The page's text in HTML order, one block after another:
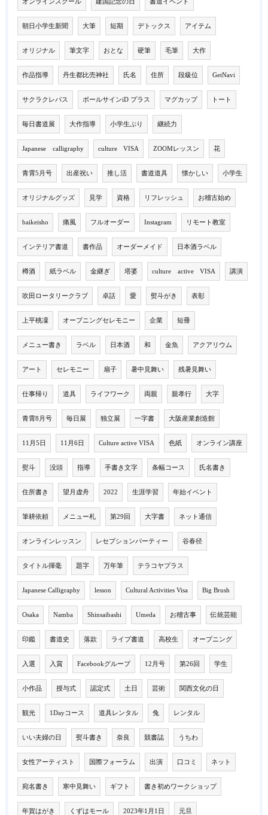
オンラインスクール 建国記念の日 書道イベント
朝日小学生新聞 大筆 短期 デトックス アイテム
オリジナル 筆文字 おとな 硬筆 毛筆 大作
作品指導 丹生都比売神社 氏名 住所 段級位 GetNavi
サクラクレパス ボールサインiD プラス マグカップ トート
毎日書道展 大作指導 小学生ぶり 継続力
Japanese calligraphy culture VISA ZOOMレッスン 花
青霄5月号 出産祝い 推し活 書道道具 懐かしい 小学生
オリジナルグッズ 見学 資格 リフレッシュ お稽古始め
baikeisho 痛風 フルオーダー Instagram リモート教室
インテリア書道 書作品 オーダーメイド 日本酒ラベル
樽酒 紙ラベル 金継ぎ 塔婆 culture active VISA 講演
吹田ロータリークラブ 卓話 愛 熨斗がき 表彰
上平桃凜 オープニングセレモニー 企業 短冊
メニュー書き ラベル 日本酒 和 金魚 アクアリウム
アート セレモニー 扇子 暑中見舞い 残暑見舞い
仕事帰り 道具 ライフワーク 両親 親孝行 大字
青霄8月号 毎日展 独立展 一字書 大阪産業創造館
11月5日 11月6日 Culture active VISA 色紙 オンライン講座
熨斗 没頭 指導 手書き文字 条幅コース 氏名書き
住所書き 望月虚舟 2022 生涯学習 年始イベント
筆耕依頼 メニュー札 第29回 大字書 ネット通信
オンラインレッスン レセプションパーティー 谷春径
タイトル揮毫 題字 万年筆 テラコヤプラス
Japanese Calligraphy lesson Cultural Activities Visa Big Brush
Osaka Namba Shinsaibashi Umeda お稽古事 伝統芸能
印鑑 書道史 落款 ライブ書道 高校生 オープニング
入選 入賞 Facebookグループ 12月号 第26回 学生
小作品 授与式 認定式 土日 芸術 関西文化の日
観光 1Dayコース 道具レンタル 兔 レンタル
いい夫婦の日 熨斗書き 奈良 競書誌 うちわ
女性アーティスト 国際フォーラム 出演 口コミ ネット
宛名書き 寒中見舞い ギフト 書き初めワークショップ
年賀はがき くずはモール 2023年1月1日 元旦